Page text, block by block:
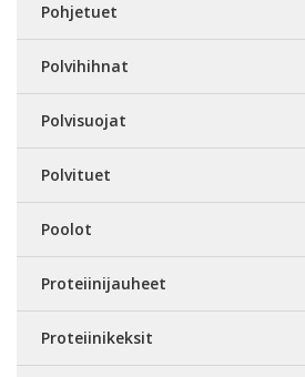
Pohjetuet
Polvihihnat
Polvisuojat
Polvituet
Poolot
Proteiinijauheet
Proteiinikeksit